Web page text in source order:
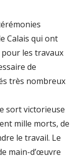
Calais qui ont
les travaux
de
très nombreux
sort victorieuse
mille morts, de
le travail. Le
main-d’œuvre